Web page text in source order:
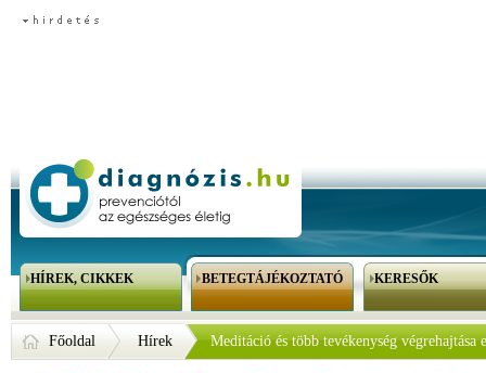
HÍREK, CIKKEK BETEGTÁJÉKOZTATÓ KERESŐK
Főoldal Hírek Meditáció és több tevékenység végrehajtása